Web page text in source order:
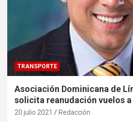
TRANSPORTE
Asociación Dominicana de
solicita reanudación vuelos
20 julio 2021 Redacción